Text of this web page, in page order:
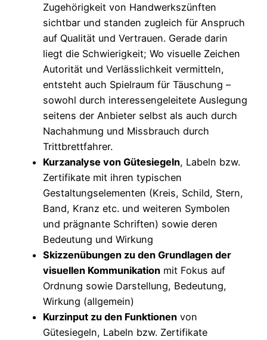
Zugehörigkeit von Handwerkszünften
sichtbar und standen zugleich für Anspruch
auf Qualität und Vertrauen. Gerade darin
liegt die Schwierigkeit; Wo visuelle Zeichen
Autorität und Verlässlichkeit vermitteln,
entsteht auch Spielraum für Täuschung –
sowohl durch interessengeleitete Auslegung
seitens der Anbieter selbst als auch durch
Nachahmung und Missbrauch durch
Trittbrettfahrer.
Kurzanalyse von Gütesiegeln, Labeln bzw.
Zertifikate mit ihren typischen
Gestaltungselementen (Kreis, Schild, Stern,
Band, Kranz etc. und weiteren Symbolen
und prägnante Schriften) sowie deren
Bedeutung und Wirkung
Skizzenübungen zu den Grundlagen der
visuellen Kommunikation mit Fokus auf
Ordnung sowie Darstellung, Bedeutung,
Wirkung (allgemein)
Kurzinput zu den Funktionen von
Gütesiegeln, Labeln bzw. Zertifikate